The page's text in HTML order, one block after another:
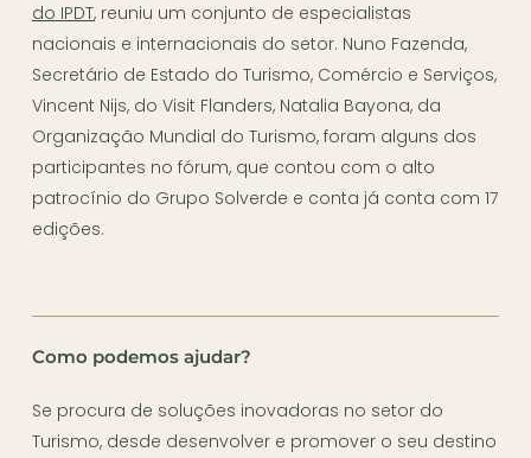
do IPDT, reuniu um conjunto de especialistas
nacionais e internacionais do setor. Nuno Fazenda,
Secretário de Estado do Turismo, Comércio e Serviços,
Vincent Nijs, do Visit Flanders, Natalia Bayona, da
Organização Mundial do Turismo, foram alguns dos
participantes no fórum, que contou com o alto
patrocínio do Grupo Solverde e conta já conta com 17
edições.
Como podemos ajudar?
Se procura de soluções inovadoras no setor do
Turismo, desde desenvolver e promover o seu destino